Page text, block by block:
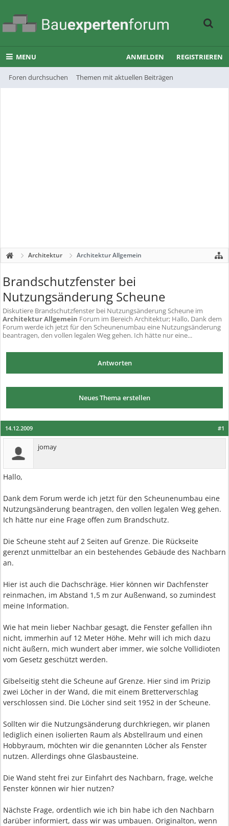
MENU
Foren durchsuchen Themen mit aktuellen Beiträgen
ANMELDEN REGISTRIEREN
Architektur Architektur Allgemein
Brandschutzfenster bei
Nutzungsänderung Scheune
Diskutiere Brandschutzfenster bei Nutzungsänderung Scheune im
Architektur Allgemein Forum im Bereich Architektur; Hallo, Dank dem
Forum werde ich jetzt für den Scheunenumbau eine Nutzungsänderung
beantragen, den vollen legalen Weg gehen. Ich hätte nur eine...
Antworten
Neues Thema erstellen
#1
14.12.2009
jomay
Hallo,
Dank dem Forum werde ich jetzt für den Scheunenumbau eine
Nutzungsänderung beantragen, den vollen legalen Weg gehen.
Ich hätte nur eine Frage offen zum Brandschutz.
Die Scheune steht auf 2 Seiten auf Grenze. Die Rückseite
gerenzt unmittelbar an ein bestehendes Gebäude des Nachbarn
an.
Hier ist auch die Dachschräge. Hier können wir Dachfenster
reinmachen, im Abstand 1,5 m zur Außenwand, so zumindest
meine Information.
Wie hat mein lieber Nachbar gesagt, die Fenster gefallen ihn
nicht, immerhin auf 12 Meter Höhe. Mehr will ich mich dazu
nicht äußern, mich wundert aber immer, wie solche Vollidioten
vom Gesetz geschützt werden.
Gibelseitig steht die Scheune auf Grenze. Hier sind im Prizip
zwei Löcher in der Wand, die mit einem Bretterverschlag
verschlossen sind. Die Löcher sind seit 1952 in der Scheune.
Sollten wir die Nutzungsänderung durchkriegen, wir planen
lediglich einen isolierten Raum als Abstellraum und einen
Hobbyraum, möchten wir die genannten Löcher als Fenster
nutzen. Allerdings ohne Glasbausteine.
Die Wand steht frei zur Einfahrt des Nachbarn, frage, welche
Fenster können wir hier nutzen?
Nächste Frage, ordentlich wie ich bin habe ich den Nachbarn
darüber informiert, dass wir was umbauen. Originalton, wenn